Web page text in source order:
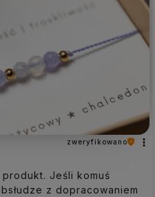
zweryfikowano
Jeśli komuś
z dopracowaniem